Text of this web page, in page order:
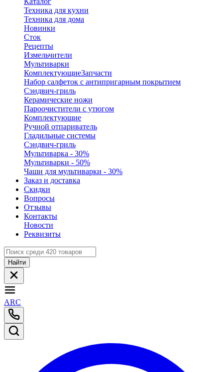
Техника для кухни
Техника для дома
Новинки
Сток
Рецепты
Измельчители
Мультиварки
КомплектующиеЗапчасти
Набор салфеток с антипригарным покрытием
Сэндвич-гриль
Керамические ножи
Пароочистители с утюгом
Комплектующие
Ручной отпариватель
Гладильные системы
Сэндвич-гриль
Мультиварка - 30%
Мультиварки - 50%
Чаши для мультиварки - 30%
Заказ и доставка
Скидки
Вопросы
Отзывы
Контакты
Новости
Реквизиты
Найти
ARC